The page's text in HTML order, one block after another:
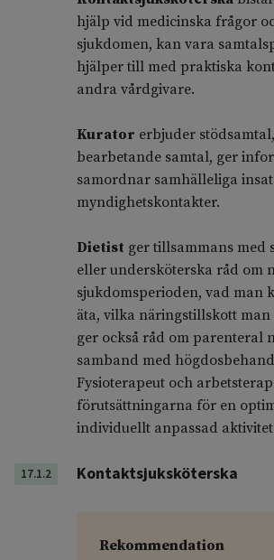
hjälp vid medicinska frågor
sjukdomen, kan vara
hjälper till med praktiska
andra vårdgivare.
Kurator erbjuder
bearbetande samtal, ger
samordnar samhälleliga
myndighetskontakter.
Dietist ger tillsammans med
eller undersköterska råd om
sjukdomsperioden, vad man
äta, vilka näringstillskott man
ger också råd om parenteral
samband med
Fysioterapeut och
förutsättningarna för en
individuellt anpassad
17.1.2 Kontaktsjuksköterska
Rekommendation